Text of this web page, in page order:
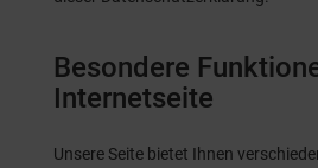
Besondere
Internetseite
Unsere Seite bietet Ihnen